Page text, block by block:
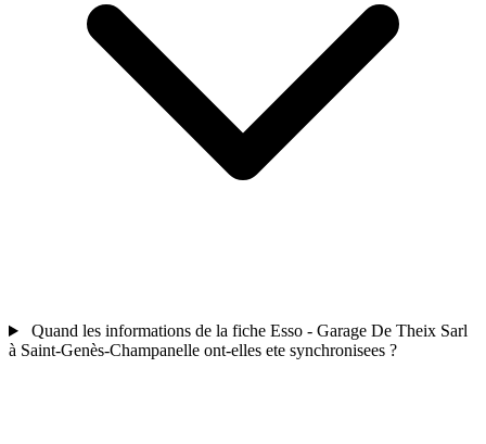
Quand les informations de la fiche Esso - Garage De Theix Sarl
à Saint-Genès-Champanelle ont-elles ete synchronisees ?